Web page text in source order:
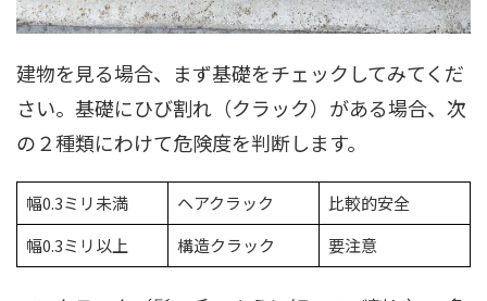
建物を見る場合、まず基礎をチェックしてみてくだ
さい。基礎にひび割れ（クラック）がある場合、次
の２種類にわけて危険度を判断します。
幅0.3ミリ未満 ヘアクラック
比較的安全
幅0.3ミリ以上
構造クラック 要注意